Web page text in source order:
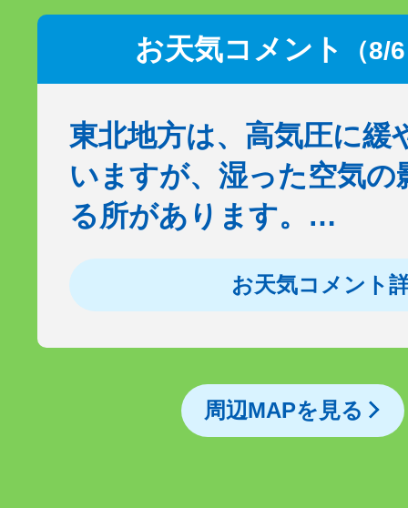
お天気コメント （8/
東北地方は、高気圧に緩
いますが、湿った空気の
る所があります。…
お天気コメント
周辺MAPを見る